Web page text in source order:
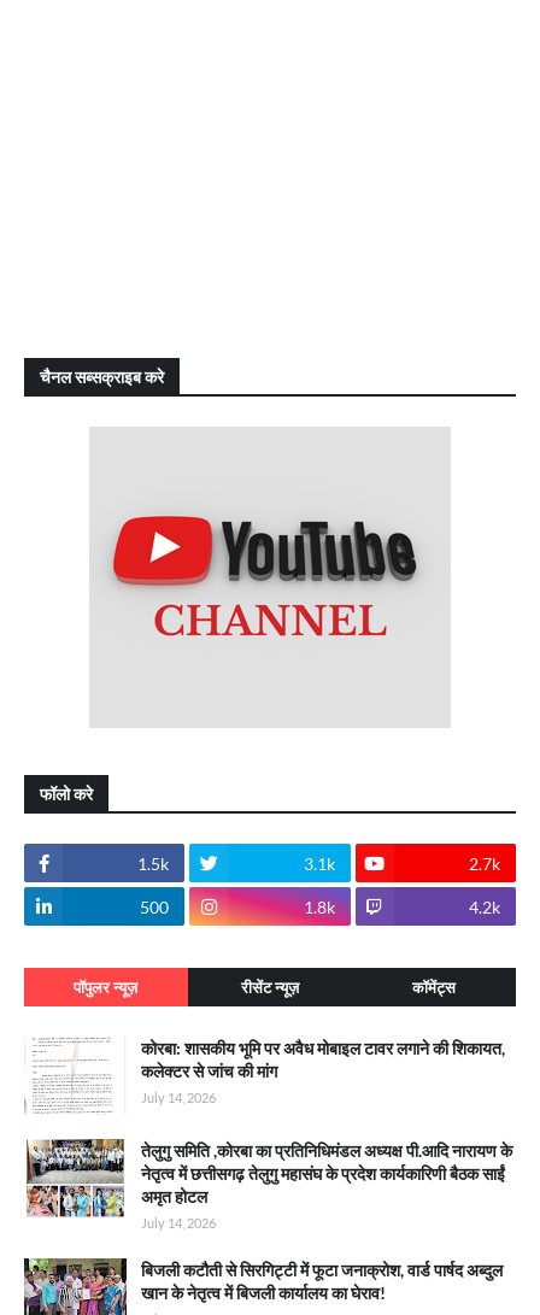
चैनल सब्सक्राइब करे
फॉलो करे
1.5k 3.1k 2.7k
500 1.8k 4.2k
पॉपुलर न्यूज़ रीसेंट न्यूज़ कॉमेंट्स
कोरबा: शासकीय भूमि पर अवैध मोबाइल टावर लगाने की शिकायत,
कलेक्टर से जांच की मांग
July 14, 2026
तेलुगु समिति ,कोरबा का प्रतिनिधिमंडल अध्यक्ष पी.आदि नारायण के
नेतृत्व में छत्तीसगढ़ तेलुगु महासंघ के प्रदेश कार्यकारिणी बैठक साईं
अमृत होटल
July 14, 2026
बिजली कटौती से सिरगिट्टी में फूटा जनाक्रोश, वार्ड पार्षद अब्दुल
खान के नेतृत्व में बिजली कार्यालय का घेराव!